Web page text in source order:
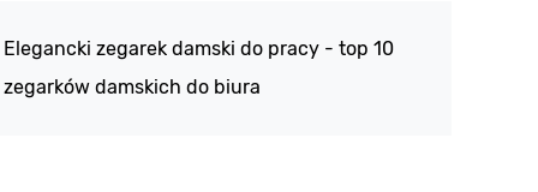
Elegancki zegarek damski do pracy - top 10
zegarków damskich do biura